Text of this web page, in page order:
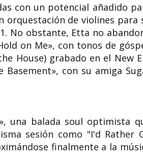
con un potencial añadido
de violines para
No obstante, Etta no
on Me», con tonos de
House) grabado en el New
con su amiga
una balada soul optimista
sesión como "I'd Rather
finalmente a la